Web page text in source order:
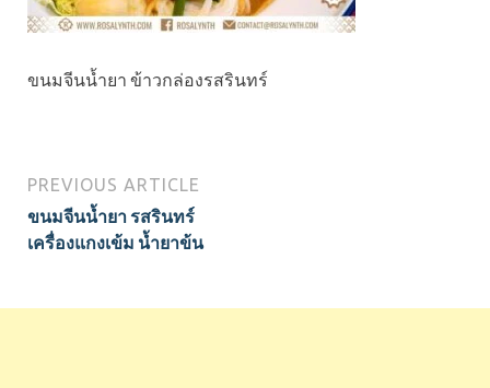
ขนมจีนน้ำยา ข้าวกล่องรสรินทร์
PREVIOUS ARTICLE
ขนมจีนน้ำยา รสรินทร์
เครื่องแกงเข้ม น้ำยาข้น